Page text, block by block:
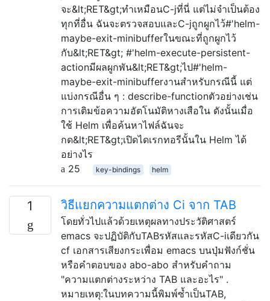
จะ&lt;RET&gt;ทำเหมือนC-jที่นี่ แต่ไม่จำเป็นต้อง
ทุกที่อื่น ฉันจะตรวจสอบและC-jถูกผูกไว้#'helm-
maybe-exit-minibufferในขณะที่ถูกผูกไว้
กับ&lt;RET&gt; #'helm-execute-persistent-
actionมีผลผูกพัน&lt;RET&gt;ไป#'helm-
maybe-exit-minibufferงานสำหรับกรณีนี้ แต่
แบ่งกรณีอื่น ๆ : describe-functionตัวอย่างเช่น
การเติมข้อความอัตโนมัติหางเสือใน ดังนั้นเมื่อ
ใช้ Helm เพื่อค้นหาไฟล์ฉันจะ
กด&lt;RET&gt;เปิดไดเรกทอรีนั้นใน Helm ได้
อย่างไร
25
key-bindings helm
1 วิธีแยกความแตกต่าง Ci จาก TAB
โดยทั่วไปแล้วด้วยเหตุผลทางประวัติศาสตร์
emacs จะปฏิบัติกับTABรหัสและรหัสC-iเดียวกัน
cf เอกสารเสียงกระเพื่อม emacs บนปุ่มฟังก์ชั่น
หรือคำตอบของ abo-abo สำหรับคำถาม
"ความแตกต่างระหว่าง TAB และอะไร" .
หมายเหตุ:ในบทความนี้พิมพ์ซ้ำเป็นTAB,